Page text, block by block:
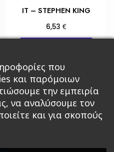
IT – STEPHEN KING
6,53€
Εκδόσεις Βάρδος
που
και παρόμοιων
την εμπειρία
να αναλύσουμε τον
και για σκοπούς